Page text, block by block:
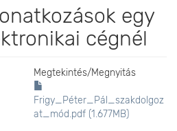
egy
cégnél
Megtekintés/Megnyitás
Frigy_Péter_Pál_szakdolgoz
at_mód.pdf (1.677MB)